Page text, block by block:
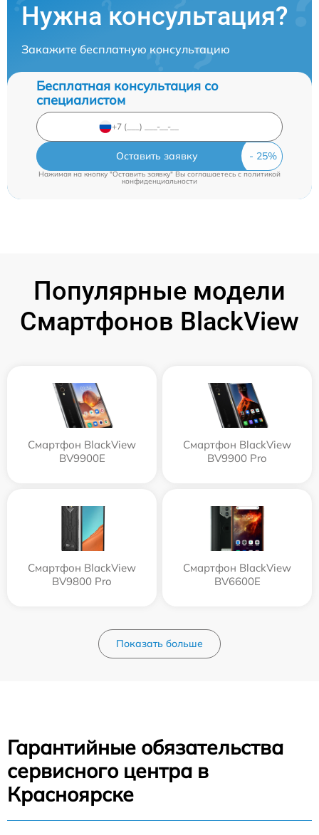
Нужна консультация?
Закажите бесплатную консультацию
Бесплатная консультация со
специалистом
Оставить заявку
Нажимая на кнопку "Оставить заявку" Вы соглашаетесь cполитикой
конфиденциальности
Популярные модели
Смартфонов BlackView
Смартфон BlackView
BV9900E
Смартфон BlackView
BV9900 Pro
Смартфон BlackView
BV9800 Pro
Смартфон BlackView
BV6600E
Показать больше
Гарантийные обязательства
сервисного центра в
Красноярске